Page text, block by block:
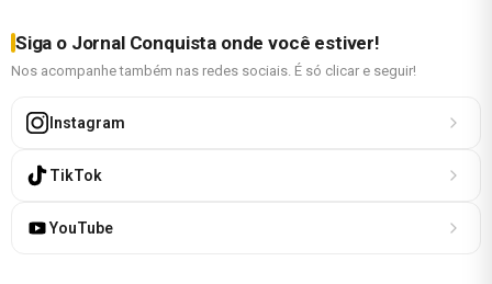
Siga o Jornal Conquista onde você estiver!
Nos acompanhe também nas redes sociais. É só clicar e seguir!
Instagram
TikTok
YouTube